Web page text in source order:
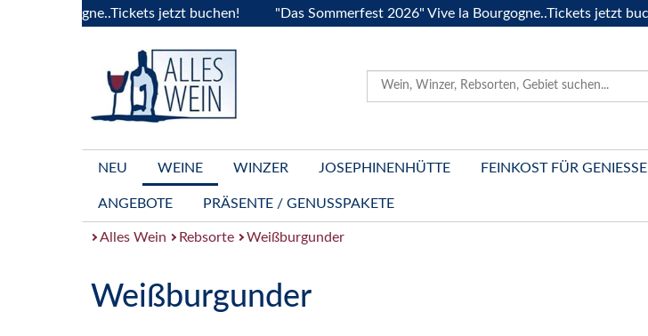
jetzt buchen! "Das Sommerfest 2026" Vive la Bourgogne..Tickets jetzt buchen!
NEU WEINE WINZER JOSEPHINENHÜTTE FEINKOST FÜR GENIESSER
ANGEBOTE PRÄSENTE / GENUSSPAKETE
Alles Wein Rebsorte Weißburgunder
Weißburgunder